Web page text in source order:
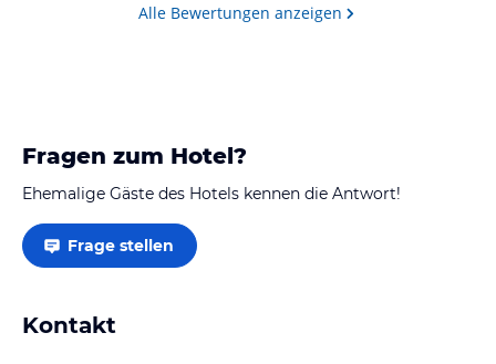
Alle Bewertungen anzeigen
Fragen zum Hotel?
Ehemalige Gäste des Hotels kennen die Antwort!
Frage stellen
Kontakt